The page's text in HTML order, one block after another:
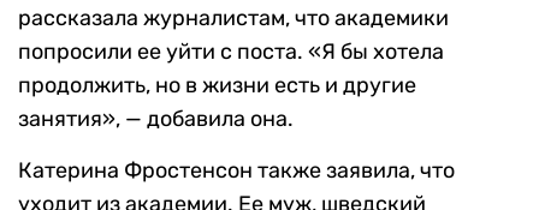
рассказала журналистам, что академики
попросили ее уйти с поста. «Я бы хотела
продолжить, но в жизни есть и другие
занятия», — добавила она.
Катерина Фростенсон также заявила, что
уходит из академии. Ее муж, шведский